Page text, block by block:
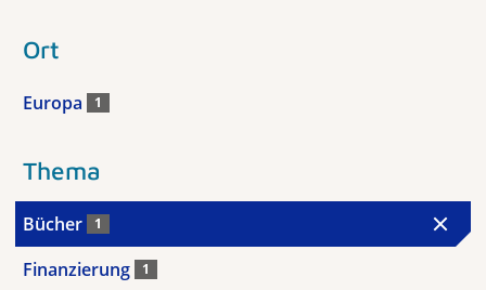
Ort
Europa 1
Thema
Bücher 1
Finanzierung 1